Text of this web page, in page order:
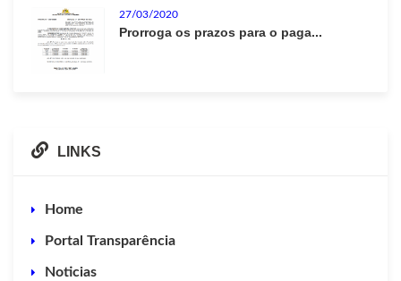
27/03/2020
Prorroga os prazos para o paga...
LINKS
Home
Portal Transparência
Noticias